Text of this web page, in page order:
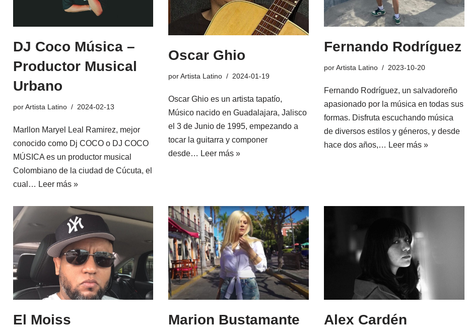
DJ Coco Música –
Productor Musical
Urbano
porArtista Latino 2024-02-13
Marllon Maryel Leal Ramirez, mejor
conocido como Dj COCO o DJ COCO
MÚSICA es un productor musical
Colombiano de la ciudad de Cúcuta, el
cual… Leer más »
Oscar Ghio
porArtista Latino 2024-01-19
Oscar Ghio es un artista tapatío,
Músico nacido en Guadalajara, Jalisco
el 3 de Junio de 1995, empezando a
tocar la guitarra y componer
desde… Leer más »
Fernando Rodríguez
porArtista Latino 2023-10-20
Fernando Rodríguez, un salvadoreño
apasionado por la música en todas sus
formas. Disfruta escuchando música
de diversos estilos y géneros, y desde
hace dos años,… Leer más »
El Moiss
Marion Bustamante
Alex Cardén